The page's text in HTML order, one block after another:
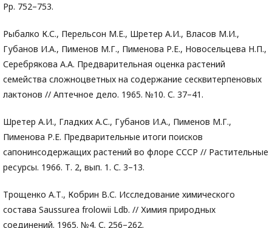
Pp. 752–753.
Рыбалко К.С., Перельсон М.Е., Шретер А.И., Власов М.И.,
Губанов И.А., Пименов М.Г., Пименова Р.Е., Новосельцева Н.П.,
Серебрякова А.А. Предварительная оценка растений
семейства сложноцветных на содержание сесквитерпеновых
лактонов // Аптечное дело. 1965. №10. С. 37–41.
Шретер А.И., Гладких А.С., Губанов И.А., Пименов М.Г.,
Пименова Р.Е. Предварительные итоги поисков
сапонинсодержащих растений во флоре СССР // Растительные
ресурсы. 1966. Т. 2, вып. 1. С. 3–13.
Трощенко А.Т., Кобрин В.С. Исследование химического
состава Saussurea frolowii Ldb. // Химия природных
соединений. 1965. №4. С. 256–262.